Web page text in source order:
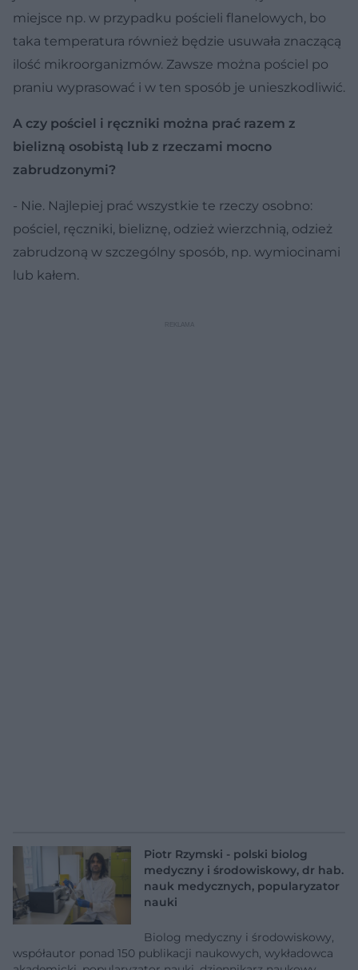
miejsce np. w przypadku pościeli flanelowych, bo
taka temperatura również będzie usuwała znaczącą
ilość mikroorganizmów. Zawsze można pościel po
praniu wyprasować i w ten sposób je unieszkodliwić.
A czy pościel i ręczniki można prać razem z
bielizną osobistą lub z rzeczami mocno
zabrudzonymi?
- Nie. Najlepiej prać wszystkie te rzeczy osobno:
pościel, ręczniki, bieliznę, odzież wierzchnią, odzież
zabrudzoną w szczególny sposób, np. wymiocinami
lub kałem.
Piotr Rzymski - polski biolog
medyczny i środowiskowy, dr hab.
nauk medycznych, popularyzator
nauki
Biolog medyczny i środowiskowy,
współautor ponad 150 publikacji naukowych, wykładowca